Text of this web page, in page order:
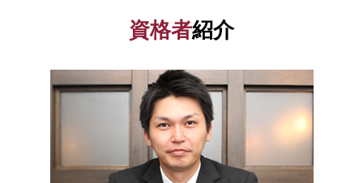
法人設立 届出書
会社設立 税務署
合同 会社 とは
株式会社 設立 メリット
ベンチャー 資金調達
合同会社 資本金
資金調達 方法
日本政策金融公庫 金利
日本政策金融公庫 借入申込書
還付申告 とは
延滞税 計算
所得 控除
融資 中央区 税理士
税務相談 栃木県 相談
融資 栃木県 税理士
資金調達 港区 税理士
会社設立 群馬県 相談
税務相談 埼玉県 税理士
資金調達 江東区 相談
資格者紹介